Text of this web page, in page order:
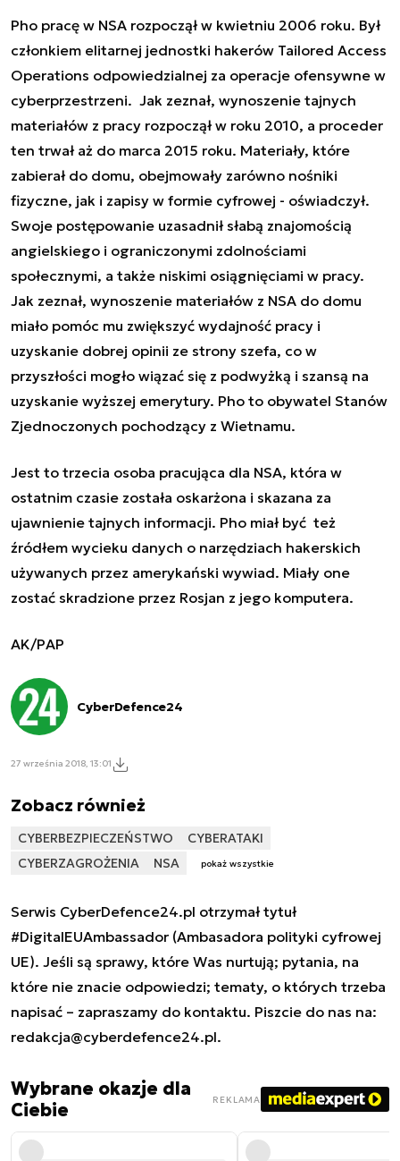
Pho pracę w NSA rozpoczął w kwietniu 2006 roku. Był
członkiem elitarnej jednostki hakerów Tailored Access
Operations odpowiedzialnej za operacje ofensywne w
cyberprzestrzeni. Jak zeznał, wynoszenie tajnych
materiałów z pracy rozpoczął w roku 2010, a proceder
ten trwał aż do marca 2015 roku. Materiały, które
zabierał do domu, obejmowały zarówno nośniki
fizyczne, jak i zapisy w formie cyfrowej - oświadczył.
Swoje postępowanie uzasadnił słabą znajomością
angielskiego i ograniczonymi zdolnościami
społecznymi, a także niskimi osiągnięciami w pracy.
Jak zeznał, wynoszenie materiałów z NSA do domu
miało pomóc mu zwiększyć wydajność pracy i
uzyskanie dobrej opinii ze strony szefa, co w
przyszłości mogło wiązać się z podwyżką i szansą na
uzyskanie wyższej emerytury. Pho to obywatel Stanów
Zjednoczonych pochodzący z Wietnamu.
Jest to trzecia osoba pracująca dla NSA, która w
ostatnim czasie została oskarżona i skazana za
ujawnienie tajnych informacji. Pho miał być też
źródłem wycieku danych o narzędziach hakerskich
używanych przez amerykański wywiad. Miały one
zostać skradzione przez Rosjan z jego komputera.
AK/PAP
CyberDefence24
27 września 2018, 13:01
Zobacz również
CYBERBEZPIECZEŃSTWO
CYBERATAKI
CYBERZAGROŻENIA
NSA pokaż wszystkie
Serwis CyberDefence24.pl otrzymał tytuł
#DigitalEUAmbassador (Ambasadora polityki cyfrowej
UE). Jeśli są sprawy, które Was nurtują; pytania, na
które nie znacie odpowiedzi; tematy, o których trzeba
napisać – zapraszamy do kontaktu. Piszcie do nas na:
redakcja@cyberdefence24.pl.
Wybrane okazje dla
Ciebie
REKLAMA